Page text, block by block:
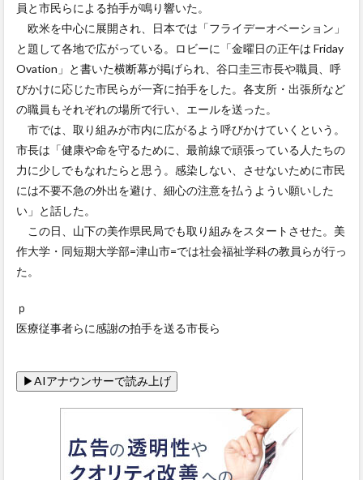
員と市民らによる拍手が鳴り響いた。
欧米を中心に展開され、日本では「フライデーオベーション」
と題して各地で広がっている。ロビーに「金曜日の正午は Friday
Ovation」と書いた横断幕が掲げられ、谷口圭三市長や職員、呼
びかけに応じた市民らが一斉に拍手をした。各支所・出張所など
の職員もそれぞれの場所で行い、エールを送った。
市では、取り組みが市内に広がるよう呼びかけていくという。
市長は「健康や命を守るために、最前線で頑張っている人たちの
力に少しでもなれたらと思う。感染しない、させないために市民
には不要不急の外出を避け、細心の注意を払うようい願いした
い」と話した。
この日、山下の美作県民局でも取り組みをスタートさせた。美
作大学・同短期大学部=津山市=では社会福祉学科の教員らが行っ
た。
ｐ
医療従事者らに感謝の拍手を送る市長ら